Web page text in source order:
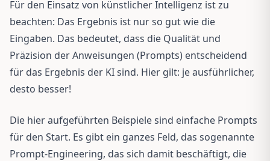
Für den Einsatz von künstlicher Intelligenz ist zu
beachten: Das Ergebnis ist nur so gut wie die
Eingaben. Das bedeutet, dass die Qualität und
Präzision der Anweisungen (Prompts) entscheidend
für das Ergebnis der KI sind. Hier gilt: je ausführlicher,
desto besser!
Die hier aufgeführten Beispiele sind einfache Prompts
für den Start. Es gibt ein ganzes Feld, das sogenannte
Prompt-Engineering, das sich damit beschäftigt, die